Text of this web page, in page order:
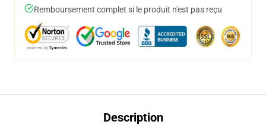
Remboursement complet si le produit n'est pas reçu
Description